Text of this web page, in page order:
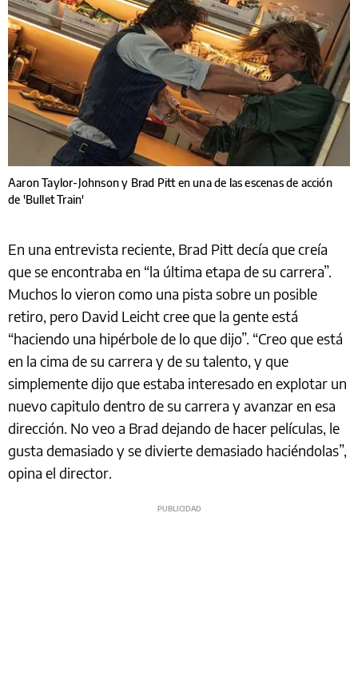
Aaron Taylor-Johnson y Brad Pitt en una de las escenas de acción
de 'Bullet Train'
En una entrevista reciente, Brad Pitt decía que creía
que se encontraba en “la última etapa de su carrera”.
Muchos lo vieron como una pista sobre un posible
retiro, pero David Leicht cree que la gente está
“haciendo una hipérbole de lo que dijo”. “Creo que está
en la cima de su carrera y de su talento, y que
simplemente dijo que estaba interesado en explotar un
nuevo capitulo dentro de su carrera y avanzar en esa
dirección. No veo a Brad dejando de hacer películas, le
gusta demasiado y se divierte demasiado haciéndolas”,
opina el director.